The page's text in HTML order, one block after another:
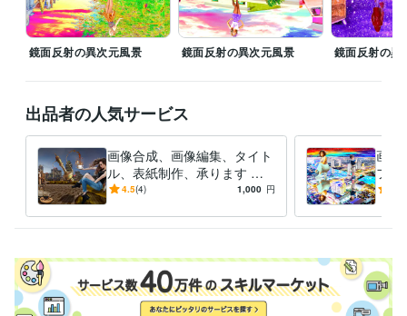
鏡面反射の異次元風景 鏡面反射の異次元風景 鏡面反射の異
出品者の人気サービス
画像合成、画像編集、タイト
ル、表紙制作、承ります シ
ュールで異次元な世界の空間
4.5(4) 1,000 円
画像
フト
で、